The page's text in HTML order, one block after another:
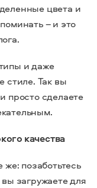
цвета и
– и это
и даже
стиле. Так вы
просто сделаете
качества
позаботьтесь
загружаете для